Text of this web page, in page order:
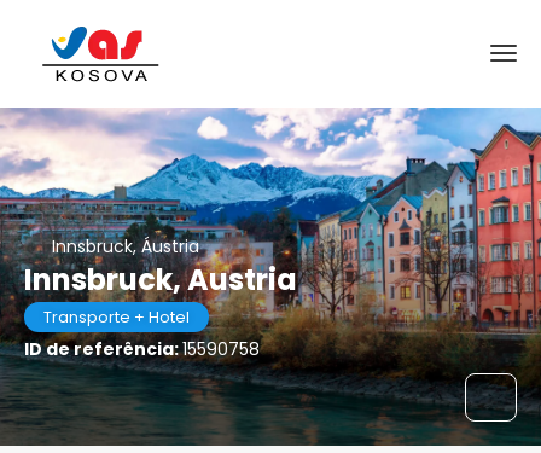
Innsbruck, Áustria
Innsbruck, Austria
Transporte + Hotel
ID de referência:15590758